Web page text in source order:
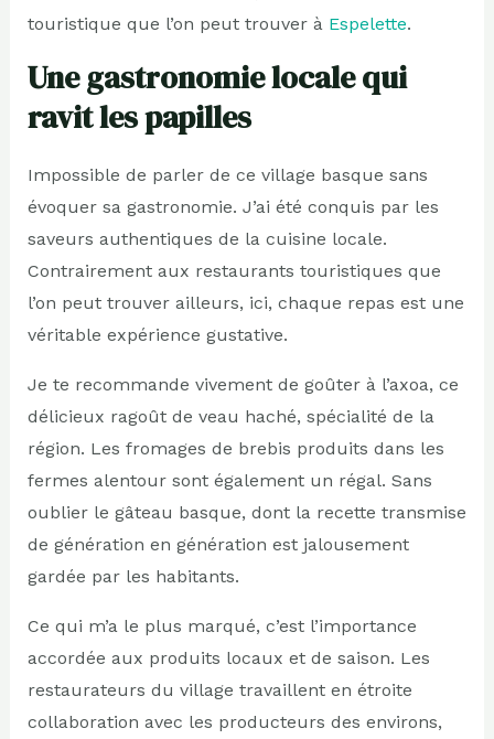
touristique que l’on peut trouver à Espelette.
Une gastronomie locale qui
ravit les papilles
Impossible de parler de ce village basque sans
évoquer sa gastronomie. J’ai été conquis par les
saveurs authentiques de la cuisine locale.
Contrairement aux restaurants touristiques que
l’on peut trouver ailleurs, ici, chaque repas est une
véritable expérience gustative.
Je te recommande vivement de goûter à l’axoa, ce
délicieux ragoût de veau haché, spécialité de la
région. Les fromages de brebis produits dans les
fermes alentour sont également un régal. Sans
oublier le gâteau basque, dont la recette transmise
de génération en génération est jalousement
gardée par les habitants.
Ce qui m’a le plus marqué, c’est l’importance
accordée aux produits locaux et de saison. Les
restaurateurs du village travaillent en étroite
collaboration avec les producteurs des environs,